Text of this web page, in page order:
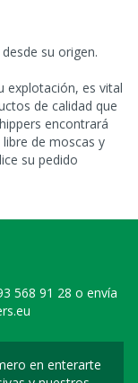
su origen.
explotación, es vital
de calidad que
encontrará
de moscas y
su pedido
568 91 28 o envía
en enterarte
a nuestro